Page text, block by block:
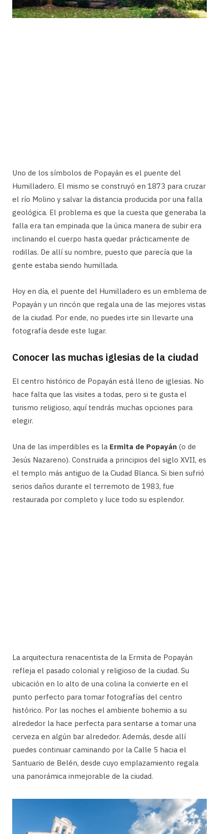
Uno de los símbolos de Popayán es el puente del
Humilladero. El mismo se construyó en 1873 para cruzar
el río Molino y salvar la distancia producida por una falla
geológica. El problema es que la cuesta que generaba la
falla era tan empinada que la única manera de subir era
inclinando el cuerpo hasta quedar prácticamente de
rodillas. De allí su nombre, puesto que parecía que la
gente estaba siendo humillada.
Hoy en día, el puente del Humilladero es un emblema de
Popayán y un rincón que regala una de las mejores vistas
de la ciudad. Por ende, no puedes irte sin llevarte una
fotografía desde este lugar.
Conocer las muchas iglesias de la ciudad
El centro histórico de Popayán está lleno de iglesias. No
hace falta que las visites a todas, pero si te gusta el
turismo religioso, aquí tendrás muchas opciones para
elegir.
Una de las imperdibles es la Ermita de Popayán (o de
Jesús Nazareno). Construida a principios del siglo XVII, es
el templo más antiguo de la Ciudad Blanca. Si bien sufrió
serios daños durante el terremoto de 1983, fue
restaurada por completo y luce todo su esplendor.
La arquitectura renacentista de la Ermita de Popayán
refleja el pasado colonial y religioso de la ciudad. Su
ubicación en lo alto de una colina la convierte en el
punto perfecto para tomar fotografías del centro
histórico. Por las noches el ambiente bohemio a su
alrededor la hace perfecta para sentarse a tomar una
cerveza en algún bar alrededor. Además, desde allí
puedes continuar caminando por la Calle 5 hacia el
Santuario de Belén, desde cuyo emplazamiento regala
una panorámica inmejorable de la ciudad.